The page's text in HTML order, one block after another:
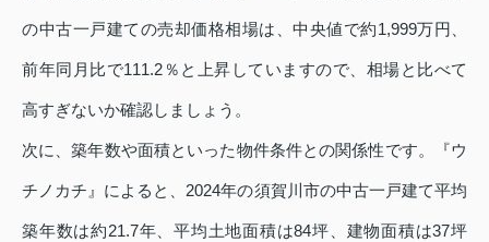
の中古一戸建ての売却価格相場は、中央値で約1,999万円、
前年同月比で111.2％と上昇していますので、相場と比べて
高すぎないか確認しましょう。
次に、築年数や面積といった物件条件との関係性です。『ウ
チノカチ』によると、2024年の須賀川市の中古一戸建て平均
築年数は約21.7年、平均土地面積は84坪、建物面積は37坪